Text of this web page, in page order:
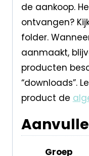
de aankoop.
ontvangen?
folder.
aanmaakt,
producten
“downloads”.
product de
Groep